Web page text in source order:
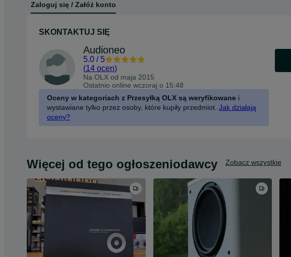
Zaloguj się / Załóż konto
SKONTAKTUJ SIĘ
Audioneo
5.0 / 5
(14 ocen)
Na OLX od maja 2015
Ostatnio online wczoraj o 15:48
Oceny w kategoriach z Przesyłką OLX są weryfikowane i
wystawiane tylko przez osoby, które kupiły przedmiot. Jak działają
oceny?
Więcej od tego ogłoszeniodawcy Zobacz wszystkie